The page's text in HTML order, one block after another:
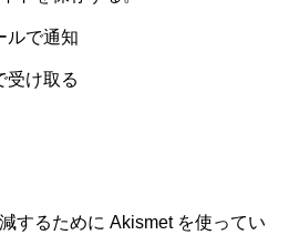
ルで通知
受け取る
するために Akismet を使ってい